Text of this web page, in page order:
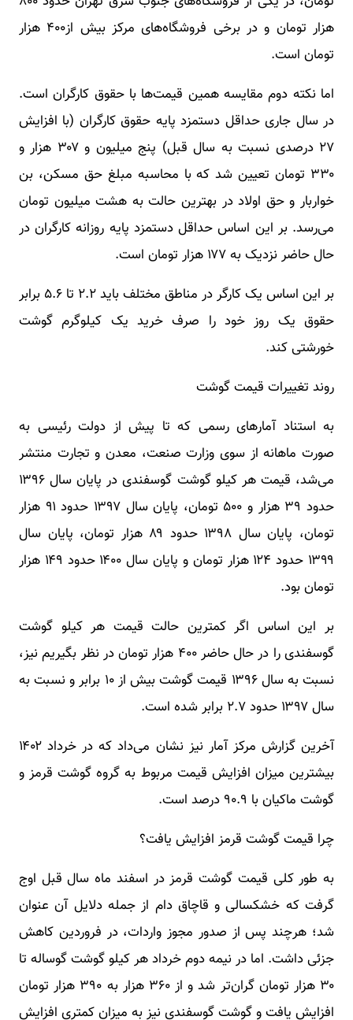
هزار تومان و در برخی فروشگاه‌های مرکز بیش از۴۰۰ هزار
تومان است.
اما نکته دوم مقایسه همین قیمت‌ها با حقوق کارگران است.
در سال جاری حداقل دستمزد پایه حقوق کارگران (با افزایش
۲۷ درصدی نسبت به سال قبل) پنج میلیون و ۳۰۷ هزار و
۳۳۰ تومان تعیین شد که با محاسبه مبلغ حق مسکن، بن
خواربار و حق اولاد در بهترین حالت به هشت میلیون تومان
می‌رسد. بر این اساس حداقل دستمزد پایه روزانه کارگران در
حال حاضر نزدیک به ۱۷۷ هزار تومان است.
بر این اساس یک کارگر در مناطق مختلف باید ۲.۲ تا ۵.۶ برابر
حقوق یک روز خود را صرف خرید یک کیلوگرم گوشت
خورشتی کند.
روند تغییرات قیمت گوشت
به استناد آمارهای رسمی که تا پیش از دولت رئیسی به
صورت ماهانه از سوی وزارت صنعت، معدن و تجارت منتشر
می‌شد، قیمت هر کیلو گوشت گوسفندی در پایان سال ۱۳۹۶
حدود ۳۹ هزار و ۵۰۰ تومان، پایان سال ۱۳۹۷ حدود ۹۱ هزار
تومان، پایان سال ۱۳۹۸ حدود ۸۹ هزار تومان، پایان سال
۱۳۹۹ حدود ۱۲۴ هزار تومان و پایان سال ۱۴۰۰ حدود ۱۴۹ هزار
تومان بود.
بر این اساس اگر کمترین حالت قیمت هر کیلو گوشت
گوسفندی را در حال حاضر ۴۰۰ هزار تومان در نظر بگیریم نیز،
نسبت به سال ۱۳۹۶ قیمت گوشت بیش از ۱۰ برابر و نسبت به
سال ۱۳۹۷ حدود ۲.۷ برابر شده است.
آخرین گزارش مرکز آمار نیز نشان می‌داد که در خرداد ۱۴۰۲
بیشترین میزان افزایش قیمت مربوط به گروه گوشت قرمز و
گوشت ماکیان با ۹۰.۹ درصد است.
چرا قیمت گوشت قرمز افزایش یافت؟
به طور کلی قیمت گوشت قرمز در اسفند ماه سال قبل اوج
گرفت که خشکسالی و قاچاق دام از جمله دلایل آن عنوان
شد؛ هرچند پس از صدور مجوز واردات، در فروردین کاهش
جزئی داشت. اما در نیمه دوم خرداد هر کیلو گوشت گوساله تا
۳۰ هزار تومان گران‌تر شد و از ۳۶۰ هزار به ۳۹۰ هزار تومان
افزایش یافت و گوشت گوسفندی نیز به میزان کمتری افزایش